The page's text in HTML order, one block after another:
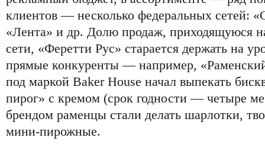
клиентов — несколько федеральных сетей:
«Лента» и др. Долю продаж, приходящуюся
сети, «Феретти Рус» старается держать на
прямые конкуренты — например,
под маркой Baker House начал выпекать
пирог» с кремом (срок годности — четыре
брендом раменцы стали делать шарлотки,
мини-пирожные.